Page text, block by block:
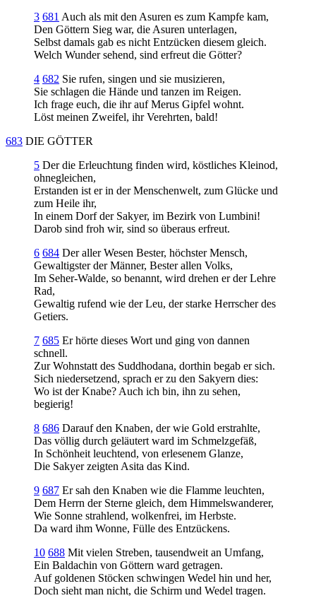
3 681 Auch als mit den Asuren es zum Kampfe kam,
Den Göttern Sieg war, die Asuren unterlagen,
Selbst damals gab es nicht Entzücken diesem gleich.
Welch Wunder sehend, sind erfreut die Götter?
4 682 Sie rufen, singen und sie musizieren,
Sie schlagen die Hände und tanzen im Reigen.
Ich frage euch, die ihr auf Merus Gipfel wohnt.
Löst meinen Zweifel, ihr Verehrten, bald!
683 DIE GÖTTER
5 Der die Erleuchtung finden wird, köstliches Kleinod,
ohnegleichen,
Erstanden ist er in der Menschenwelt, zum Glücke und
zum Heile ihr,
In einem Dorf der Sakyer, im Bezirk von Lumbini!
Darob sind froh wir, sind so überaus erfreut.
6 684 Der aller Wesen Bester, höchster Mensch,
Gewaltigster der Männer, Bester allen Volks,
Im Seher-Walde, so benannt, wird drehen er der Lehre
Rad,
Gewaltig rufend wie der Leu, der starke Herrscher des
Getiers.
7 685 Er hörte dieses Wort und ging von dannen
schnell.
Zur Wohnstatt des Suddhodana, dorthin begab er sich.
Sich niedersetzend, sprach er zu den Sakyern dies:
Wo ist der Knabe? Auch ich bin, ihn zu sehen,
begierig!
8 686 Darauf den Knaben, der wie Gold erstrahlte,
Das völlig durch geläutert ward im Schmelzgefäß,
In Schönheit leuchtend, von erlesenem Glanze,
Die Sakyer zeigten Asita das Kind.
9 687 Er sah den Knaben wie die Flamme leuchten,
Dem Herrn der Sterne gleich, dem Himmelswanderer,
Wie Sonne strahlend, wolkenfrei, im Herbste.
Da ward ihm Wonne, Fülle des Entzückens.
10 688 Mit vielen Streben, tausendweit an Umfang,
Ein Baldachin von Göttern ward getragen.
Auf goldenen Stöcken schwingen Wedel hin und her,
Doch sieht man nicht, die Schirm und Wedel tragen.